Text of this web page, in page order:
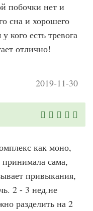
побочки нет и
сна и хорошего
кого есть тревога
отлично!
2019-11-30
как моно,
сама,
привыкания,
2 - 3 нед.не
разделить на 2